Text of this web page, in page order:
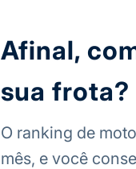
Afinal,
sua frota?
O ranking de
mês, e você